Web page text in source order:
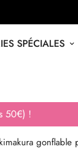
SPÉCIALES
50€) !
gonflable